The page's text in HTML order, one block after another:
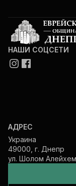
НАШИ СОЦСЕТИ
АДРЕС
Украина
49000, г. Днепр
ул. Шолом